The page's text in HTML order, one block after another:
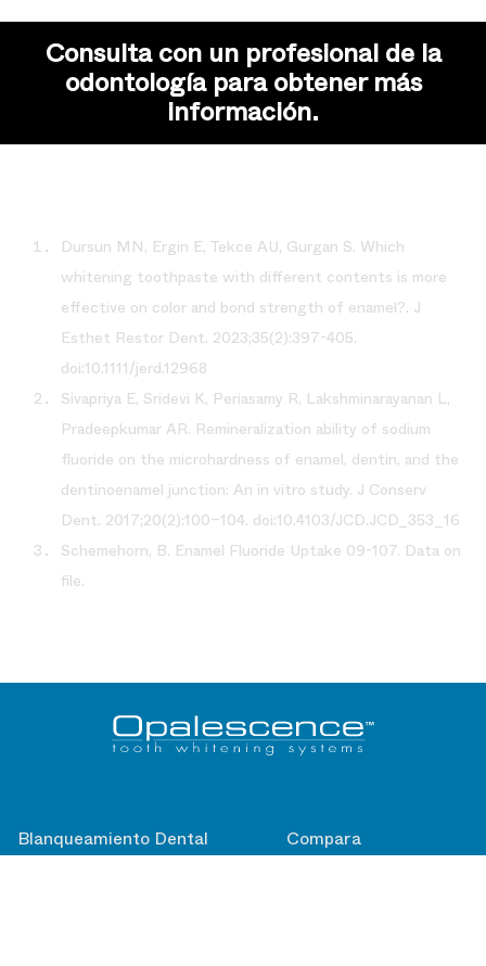
Consulta con un profesional de la
odontología para obtener más
información.
Dursun MN, Ergin E, Tekce AU, Gurgan S. Which
whitening toothpaste with different contents is more
effective on color and bond strength of enamel?. J
Esthet Restor Dent. 2023;35(2):397-405.
doi:10.1111/jerd.12968
Sivapriya E, Sridevi K, Periasamy R, Lakshminarayanan L,
Pradeepkumar AR. Remineralization ability of sodium
fluoride on the microhardness of enamel, dentin, and the
dentinoenamel junction: An in vitro study. J Conserv
Dent. 2017;20(2):100–104. doi:10.4103/JCD.JCD_353_16
Schemehorn, B. Enamel Fluoride Uptake 09-107. Data on
file.
Blanqueamiento Dental Compara